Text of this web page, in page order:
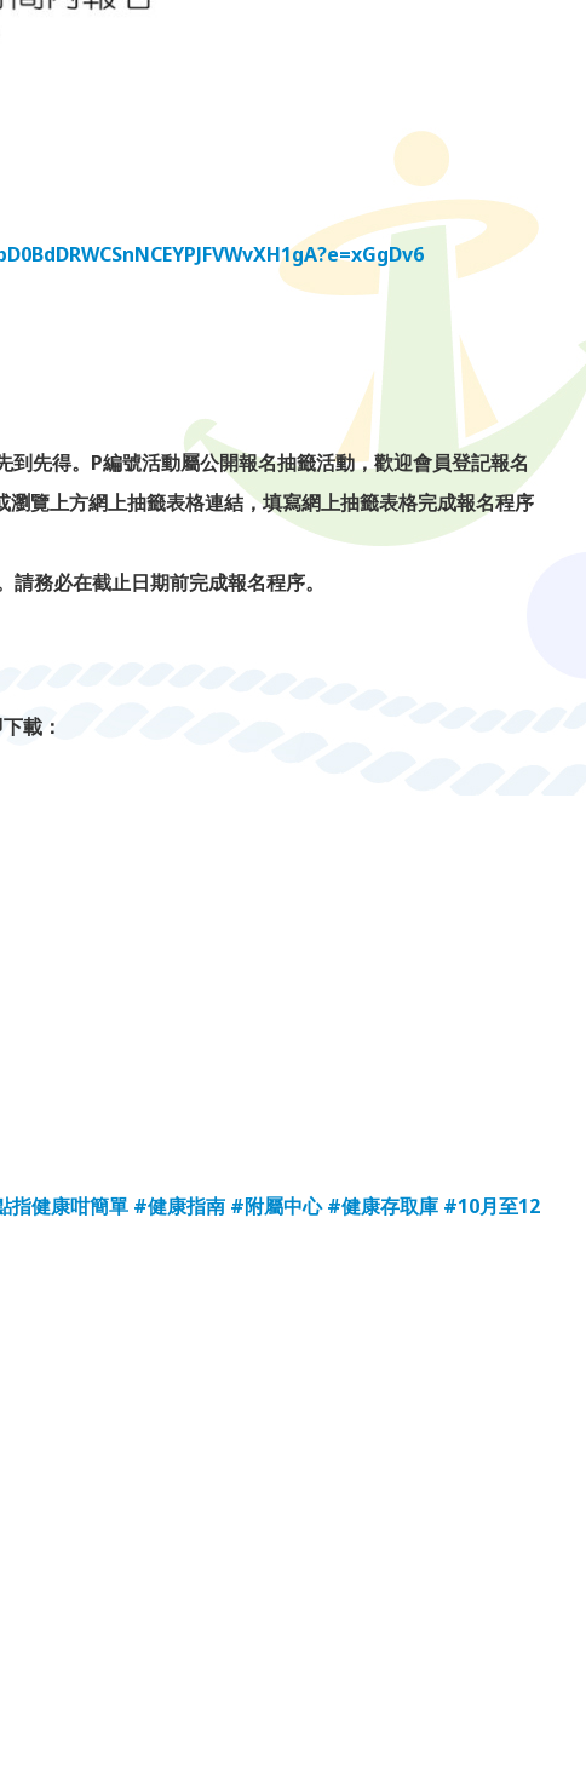
先得。P編號活動屬公開報名抽籤活動，歡迎會員登記報名
瀏覽上方網上抽籤表格連結，填寫網上抽籤表格完成報名程序
務必在截止日期前完成報名程序。
載：
指健康咁簡單 #健康指南 #附屬中心 #健康存取庫 #10月至12